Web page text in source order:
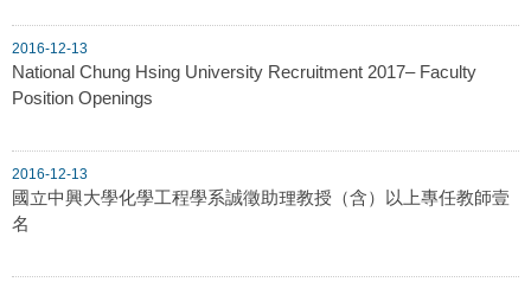
2016-12-13
National Chung Hsing University Recruitment 2017– Faculty
Position Openings
2016-12-13
國立中興大學化學工程學系誠徵助理教授（含）以上專任教師壹
名